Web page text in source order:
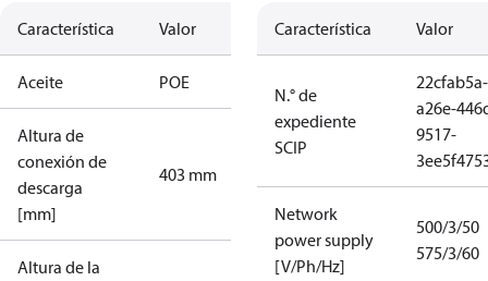
Característica Valor
Aceite POE
Altura de
conexión de
descarga
[mm]
403 mm
Altura de la
Característica Valor
N.° de
expediente
SCIP
22cfab5a-
a26e-
9517-
Network
power supply
[V/Ph/Hz]
500/3/50
575/3/60